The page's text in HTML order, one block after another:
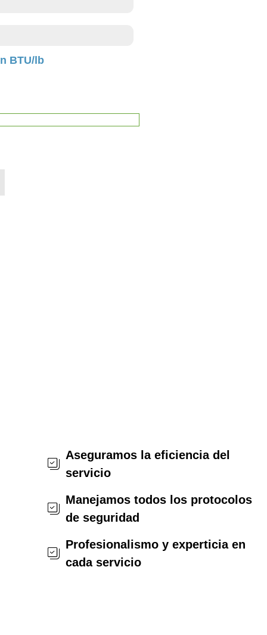
BTU/lb
Aseguramos la eficiencia del
servicio
Manejamos todos los protocolos
de seguridad
Profesionalismo y experticia en
cada servicio